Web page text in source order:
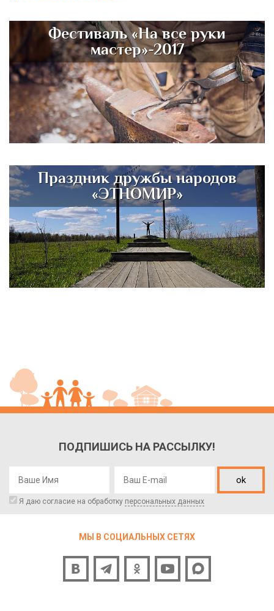
Фестиваль «На все руки
мастер»-2017
Праздник дружбы народов
«ЭТНОМИР»
ПОДПИШИСЬ НА РАССЫЛКУ!
ok
Я даю согласие на обработку персональных данных
МЫ В СОЦИАЛЬНЫХ СЕТЯХ